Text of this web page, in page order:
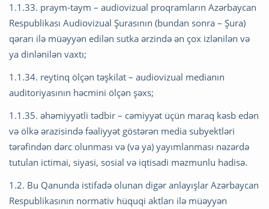
1.1.33. praym-taym – audiovizual proqramların Azərbaycan
Respublikası Audiovizual Şurasının (bundan sonra – Şura)
qərarı ilə müəyyən edilən sutka ərzində ən çox izlənilən və
ya dinlənilən vaxtı;
1.1.34. reytinq ölçən təşkilat – audiovizual medianın
auditoriyasının həcmini ölçən şəxs;
1.1.35. əhəmiyyətli tədbir ­– cəmiyyət üçün maraq kəsb edən
və ölkə ərazisində fəaliyyət göstərən media subyektləri
tərəfindən dərc olunması və (və ya) yayımlanması nəzərdə
tutulan ictimai, siyasi, sosial və iqtisadi məzmunlu hadisə.
1.2. Bu Qanunda istifadə olunan digər anlayışlar Azərbaycan
Respublikasının normativ hüquqi aktları ilə müəyyən